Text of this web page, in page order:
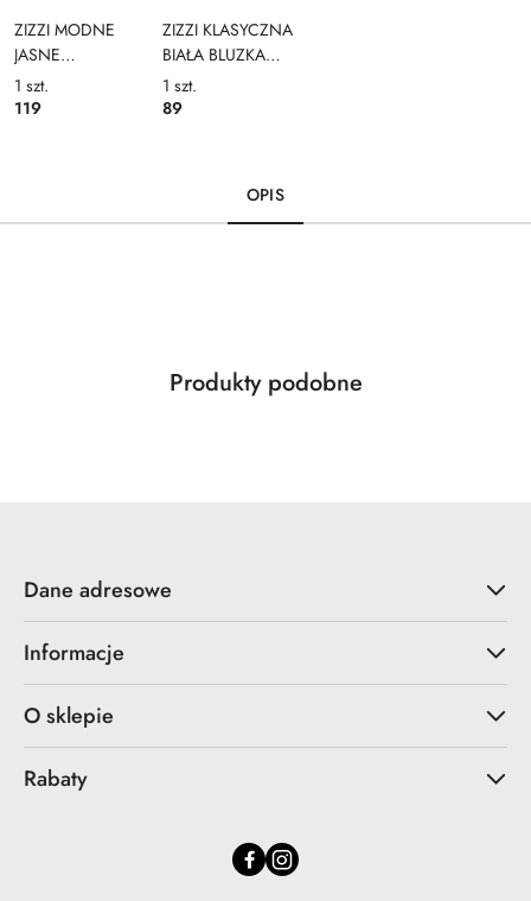
ZIZZI MODNE
JASNE
PRZECIERANE
JEANSY 181A
1 szt.
119
ZIZZI KLASYCZNA
BIAŁA BLUZKA
POLO W PASKI 611B
1 szt.
89
OPIS
Pomiń karuzelę produktów
Produkty
Produkty podobne
Dane adresowe
Informacje
O sklepie
Rabaty